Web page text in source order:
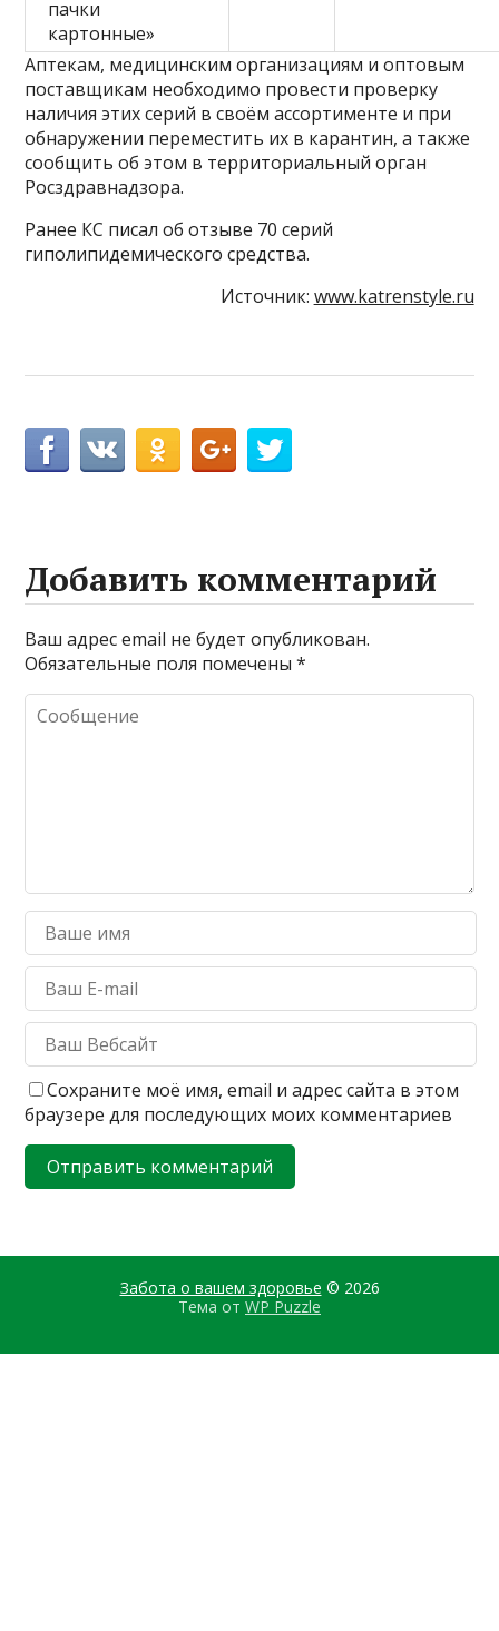
пачки
картонные»
Аптекам, медицинским организациям и оптовым
поставщикам необходимо провести проверку
наличия этих серий в своём ассортименте и при
обнаружении переместить их в карантин, а также
сообщить об этом в территориальный орган
Росздравнадзора.
Ранее КС писал об отзыве 70 серий
гиполипидемического средства.
Источник: www.katrenstyle.ru
Добавить комментарий
Ваш адрес email не будет опубликован.
Обязательные поля помечены*
Сохраните моё имя, email и адрес сайта в этом
браузере для последующих моих комментариев
Забота о вашем здоровье © 2026
Тема от WP Puzzle